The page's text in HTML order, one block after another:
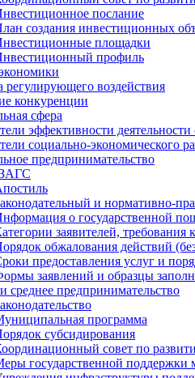
послание
создания инвестиционных
площадки
профиль
регулирующего воздействия
конкуренции
сфера
эффективности
социально-экономического
предпринимательство
и нормативно-
о государственной
заявителей, требования
обжалования действий
предоставления услуг и
заявлений и образцы
среднее предпринимательство
программа
субсидирования
совет по
государственной поддержки